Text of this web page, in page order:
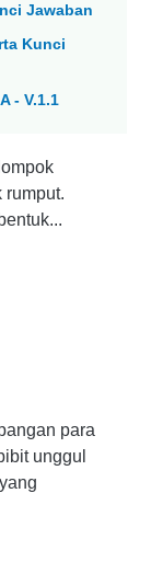
Jawaban
Kunci
- V.1.1
rumput.
para
unggul